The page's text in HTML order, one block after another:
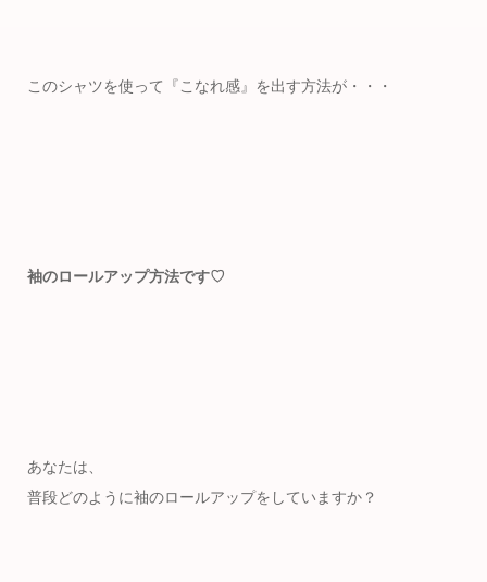
このシャツを使って『こなれ感』を出す方法が・・・
袖のロールアップ方法です♡
あなたは、
普段どのように袖のロールアップをしていますか？